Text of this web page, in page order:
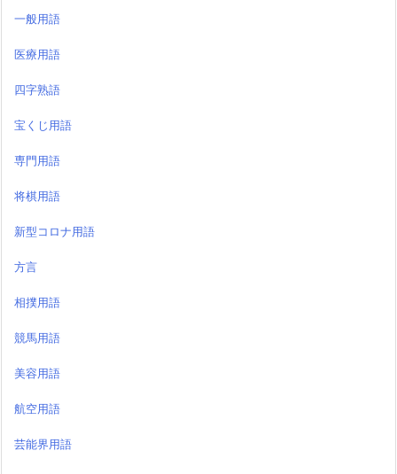
一般用語
医療用語
四字熟語
宝くじ用語
専門用語
将棋用語
新型コロナ用語
方言
相撲用語
競馬用語
美容用語
航空用語
芸能界用語